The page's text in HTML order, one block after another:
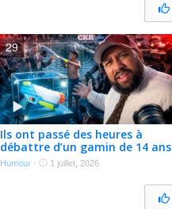
Ils ont passé des heures à
débattre d’un gamin de 14 ans
avec un pistolet à eau – CKR
Humour · 1 juillet, 2026
29